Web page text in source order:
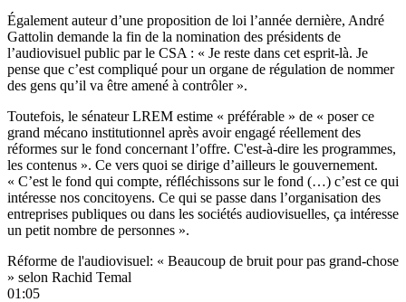
Également auteur d’une proposition de loi l’année dernière, André
Gattolin demande la fin de la nomination des présidents de
l’audiovisuel public par le CSA : « Je reste dans cet esprit-là. Je
pense que c’est compliqué pour un organe de régulation de nommer
des gens qu’il va être amené à contrôler ».
Toutefois, le sénateur LREM estime « préférable » de « poser ce
grand mécano institutionnel après avoir engagé réellement des
réformes sur le fond concernant l’offre. C'est-à-dire les programmes,
les contenus ». Ce vers quoi se dirige d’ailleurs le gouvernement.
« C’est le fond qui compte, réfléchissons sur le fond (…) c’est ce qui
intéresse nos concitoyens. Ce qui se passe dans l’organisation des
entreprises publiques ou dans les sociétés audiovisuelles, ça intéresse
un petit nombre de personnes ».
Réforme de l'audiovisuel: « Beaucoup de bruit pour pas grand-chose
» selon Rachid Temal
01:05